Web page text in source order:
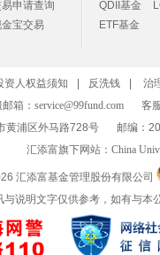
申请查询
宝交易
QDII基金
ETF基金
资人权益须知 反洗钱
治
箱： service@99fund.com
客
黄浦区外马路728号
邮编：
汇添富旗下网站： China
汇添富基金管理股份有限公司
与说明文字仅供参考，如有与本